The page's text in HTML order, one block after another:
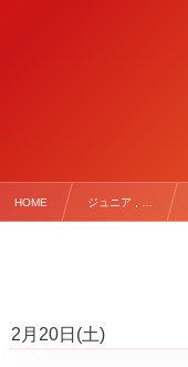
HOME ジュニア , …
2月20日(土)